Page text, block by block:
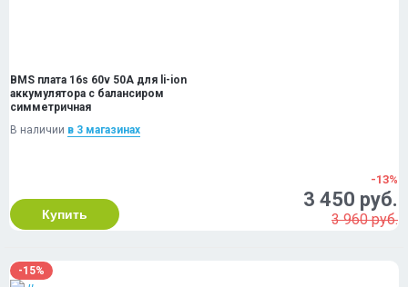
BMS плата 16s 60v 50A для li-ion
аккумулятора с балансиром
симметричная
В наличии в 3 магазинах
Купить
-13%
3 450 руб.
3 960 руб.
-15%